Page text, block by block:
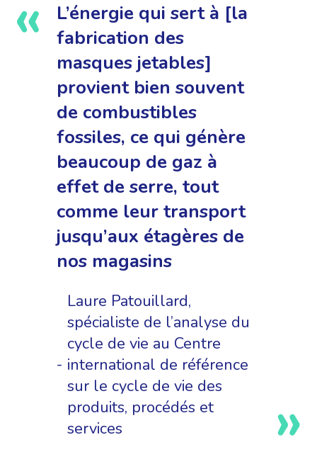
L’énergie qui sert à [la
fabrication des
masques jetables]
provient bien souvent
de combustibles
fossiles, ce qui génère
beaucoup de gaz à
effet de serre, tout
comme leur transport
jusqu’aux étagères de
nos magasins
Laure Patouillard,
spécialiste de l’analyse du
cycle de vie au Centre
international de référence
sur le cycle de vie des
produits, procédés et
services